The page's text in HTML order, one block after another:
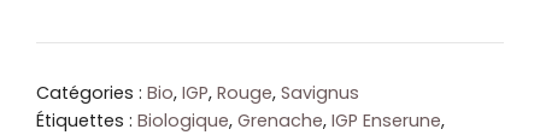
Savignus:
Grenache
-
Catégories : Bio, IGP, Rouge, Savignus
Étiquettes : Biologique, Grenache, IGP Enserune,